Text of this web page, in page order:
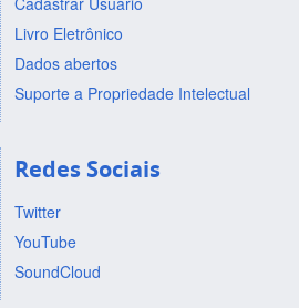
Livro Eletrônico
Dados abertos
Suporte a Propriedade Intelectual
Redes Sociais
Twitter
YouTube
SoundCloud